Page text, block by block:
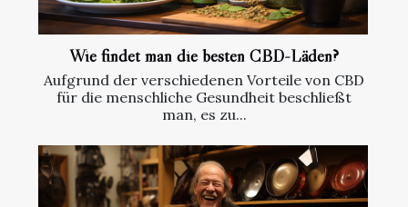
Wie findet man die besten CBD-Läden?
Aufgrund der verschiedenen Vorteile von CBD
für die menschliche Gesundheit beschließt
man, es zu...